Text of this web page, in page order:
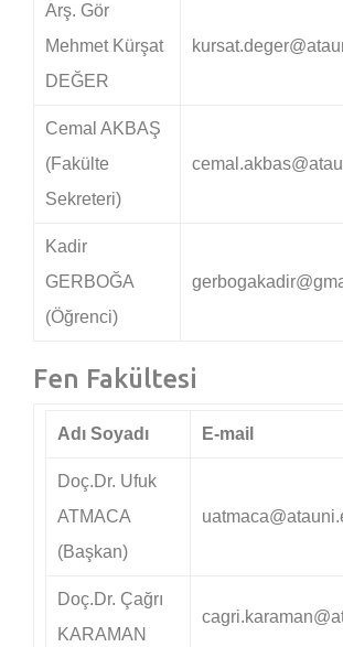
Arş. Gör
Mehmet Kürşat
DEĞER
Cemal AKBAŞ
(Fakülte
Sekreteri)
Kadir
GERBOĞA
(Öğrenci)
Fen Fakültesi
Adı Soyadı E-mail
Doç.Dr. Ufuk
ATMACA
(Başkan)
uatmaca
Doç.Dr. Çağrı
KARAMAN